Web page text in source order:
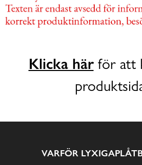
Klicka härför att
VARFÖR